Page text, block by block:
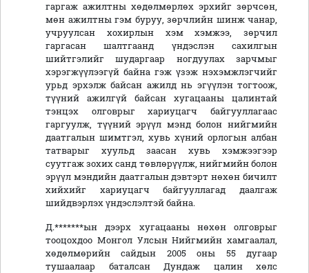
гаргаж ажилтны хөдөлмөрлөх эрхийг зөрчсөн,
мөн ажилтны гэм буруу, зөрчлийн шинж чанар,
учруулсан хохирлын хэм хэмжээ, зөрчил
гаргасан шалтгаанд үндэслэн сахилгын
шийтгэлийг шударгаар ногдуулах зарчмыг
хэрэгжүүлээгүй байна гэж үзэж нэхэмжлэгчийг
урьд эрхэлж байсан ажилд нь эгүүлэн тогтоож,
түүний ажилгүй байсан хугацааны цалинтай
тэнцэх олговрыг хариуцагч байгууллагаас
гаргуулж, түүний эрүүл мэнд болон нийгмийн
даатгалын шимтгэл, хувь хүний орлогын албан
татварыг хуульд заасан хувь хэмжээгээр
суутгаж зохих санд төвлөрүүлж, нийгмийн болон
эрүүл мэндийн даатгалын дэвтэрт нөхөн бичилт
хийхийг хариуцагч байгууллагад даалгаж
шийдвэрлэх үндэслэлтэй байна.
Д.*******ын дээрх хугацааны нөхөн олговрыг
тооцохдоо Монгол Улсын Нийгмийн хамгаалал,
хөдөлмөрийн сайдын 2005 оны 55 дугаар
тушаалаар баталсан Дундаж цалин хөлс